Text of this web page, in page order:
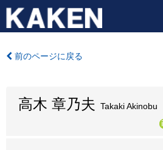
前のページに戻る
高木 章乃夫
Takaki Akinobu